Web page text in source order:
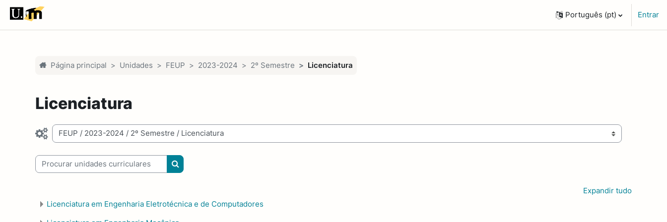
Ir para o conteúdo principal
Português ‎(pt)‎
Entrar
Página principal Unidades FEUP 2023-2024 2º Semestre Licenciatura
Licenciatura
de unidades curriculares
Procurar unidades curriculares
Procurar unidades curriculares
Expandir tudo
Licenciatura em Engenharia Eletrotécnica e de Computadores